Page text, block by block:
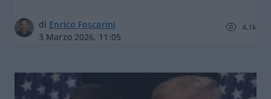
di Enrico Foscarini
3 Marzo 2026, 11:05
4.1k